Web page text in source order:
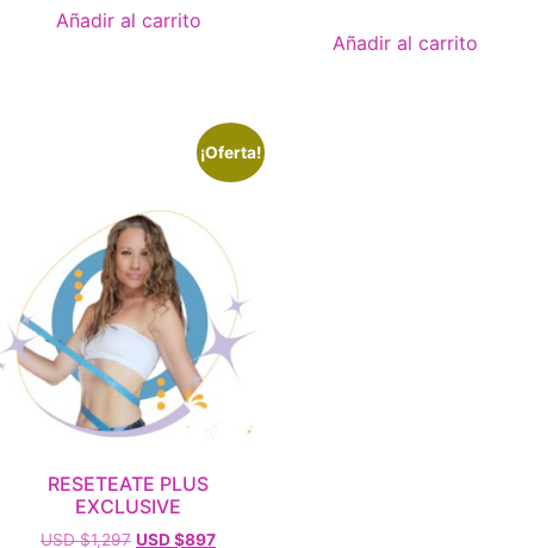
Añadir al carrito
Añadir al carrito
¡Oferta!
RESETEATE PLUS
EXCLUSIVE
USD $1,297 USD $897